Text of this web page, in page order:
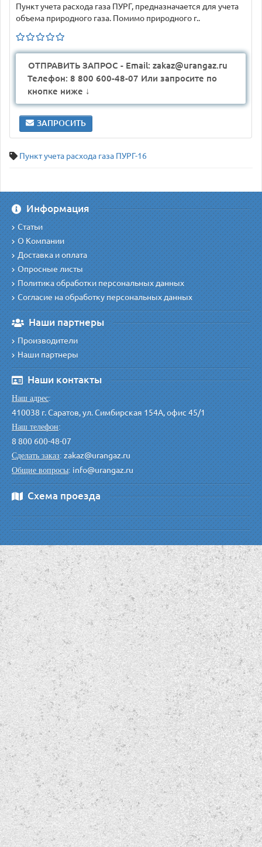
Пункт учета расхода газа ПУРГ, предназначается для учета
объема природного газа. Помимо природного г..
ОТПРАВИТЬ ЗАПРОС - Email: zakaz@urangaz.ru
Телефон: 8 800 600-48-07 Или запросите по
кнопке ниже ↓
ЗАПРОСИТЬ
Пункт учета расхода газа ПУРГ-16
Информация
Статьи
О Компании
Доставка и оплата
Опросные листы
Политика обработки персональных данных
Согласие на обработку персональных данных
Наши партнеры
Производители
Наши партнеры
Наши контакты
Наш адрес:
410038 г. Саратов, ул. Симбирская 154А, офис 45/1
Наш телефон:
8 800 600-48-07
Сделать заказ:zakaz@urangaz.ru
Общие вопросы:info@urangaz.ru
Схема проезда